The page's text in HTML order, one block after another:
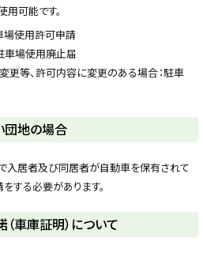
可能です。
場使用許可申請
車場使用廃止届
更等、許可内容に変更のある場合：駐車
団地の場合
入居者及び同居者が自動車を保有されて
する必要があります。
車庫証明）について